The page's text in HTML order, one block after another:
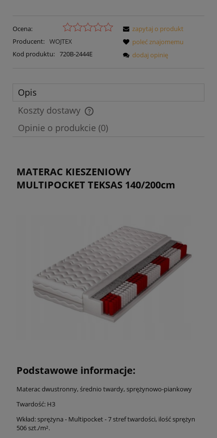
Ocena:
Producent: WOJTEX
Kod produktu: 720B-2444E
zapytaj o produkt
poleć znajomemu
dodaj opinię
Opis
Koszty dostawy
Cena nie zawiera ewentualnych kosztów płatności
Opinie o produkcie (0)
MATERAC KIESZENIOWY
MULTIPOCKET TEKSAS 140/200cm
Podstawowe informacje:
Materac dwustronny, średnio twardy, sprężynowo-piankowy
Twardość: H3
Wkład: sprężyna - Multipocket - 7 stref twardości, ilość sprężyn
506 szt./m².